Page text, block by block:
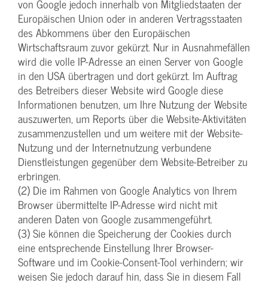
von Google jedoch innerhalb von Mitgliedstaaten der
Europäischen Union oder in anderen Vertragsstaaten
des Abkommens über den Europäischen
Wirtschaftsraum zuvor gekürzt. Nur in Ausnahmefällen
wird die volle IP-Adresse an einen Server von Google
in den USA übertragen und dort gekürzt. Im Auftrag
des Betreibers dieser Website wird Google diese
Informationen benutzen, um Ihre Nutzung der Website
auszuwerten, um Reports über die Website-Aktivitäten
zusammenzustellen und um weitere mit der Website-
Nutzung und der Internetnutzung verbundene
Dienstleistungen gegenüber dem Website-Betreiber zu
erbringen.
(2) Die im Rahmen von Google Analytics von Ihrem
Browser übermittelte IP-Adresse wird nicht mit
anderen Daten von Google zusammengeführt.
(3) Sie können die Speicherung der Cookies durch
eine entsprechende Einstellung Ihrer Browser-
Software und im Cookie-Consent-Tool verhindern; wir
weisen Sie jedoch darauf hin, dass Sie in diesem Fall